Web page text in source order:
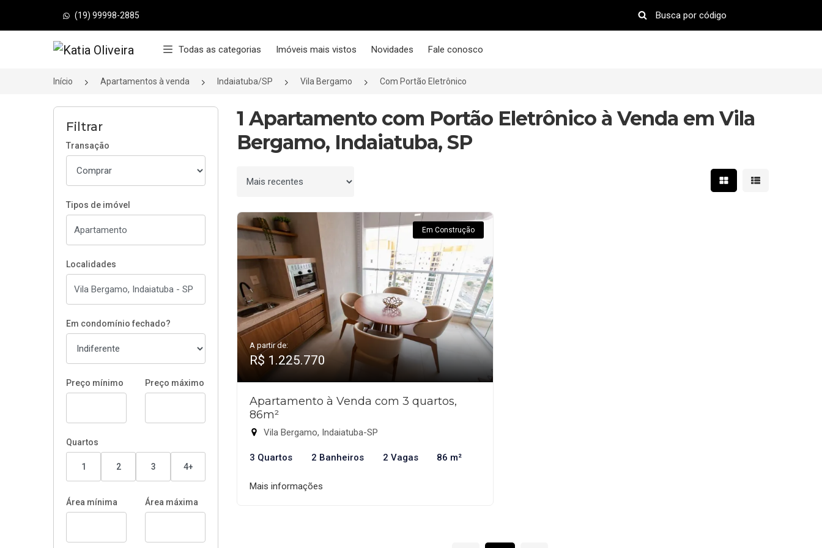
(19) 99998-2885
Página inicial Todas as categorias Imóveis mais vistos Novidades Fale conosco
Início Apartamentos à venda Indaiatuba/SP Vila Bergamo Com Portão Eletrônico
Filtrar
Transação
Tipos de imóvel
Localidades
Em condomínio fechado?
Preço mínimo Preço máximo
Quartos
1 2 3 4+
Área mínima Área máxima
1 Apartamento com Portão Eletrônico à Venda em Vila
Bergamo, Indaiatuba, SP
Ordenar por Mostrar resultados em
Mostrar
Em Construção
A partir de:
R$ 1.225.770
Apartamento à Venda com 3 quartos,
86m²
Vila Bergamo, Indaiatuba-SP
3 Quartos 2 Banheiros 2 Vagas 86 m²
Mais informações